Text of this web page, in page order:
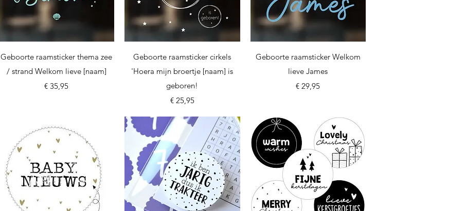
Snel overzicht
Geboorte raamsticker thema zee
/ strand Welkom lieve [naam]
Prijs
€ 35,95
Snel overzicht
Geboorte raamsticker cirkels
'Hoera mijn broertje [naam] is
geboren!
Prijs
€ 25,95
Snel overzicht
Geboorte raamsticker Welkom
lieve James
Prijs
€ 29,95